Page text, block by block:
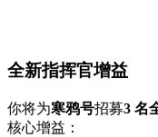
全新指挥官增益
你将为寒鸦号招募3 名
核心增益：